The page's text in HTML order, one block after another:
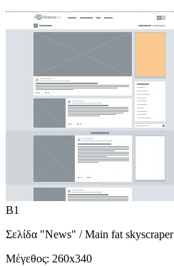
B1
Σελίδα "News" / Main fat skyscraper
Μέγεθος: 260x340